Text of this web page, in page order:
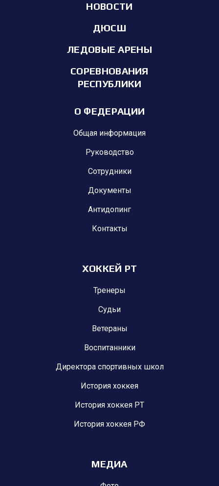
НОВОСТИ
ДЮСШ
ЛЕДОВЫЕ АРЕНЫ
СОРЕВНОВАНИЯ
РЕСПУБЛИКИ
О ФЕДЕРАЦИИ
Общая информация
Руководство
Сотрудники
Документы
Антидопинг
Контакты
ХОККЕЙ РТ
Тренеры
Судьи
Ветераны
Воспитанники
Директора спортивных школ
История хоккея
История хоккея РТ
История хоккея РФ
МЕДИА